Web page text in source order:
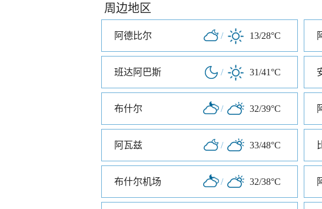
周边地区
阿德比尔 / 13/28°C
班达阿巴斯 / 31/41°C
布什尔 / 32/39°C
阿瓦兹 / 33/48°C
布什尔机场 / 32/38°C